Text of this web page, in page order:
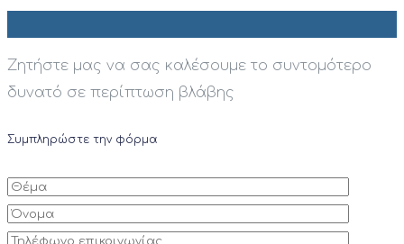
Ζητήστε μας να σας καλέσουμε το συντομότερο
δυνατό σε περίπτωση βλάβης
Συμπληρώστε την φόρμα